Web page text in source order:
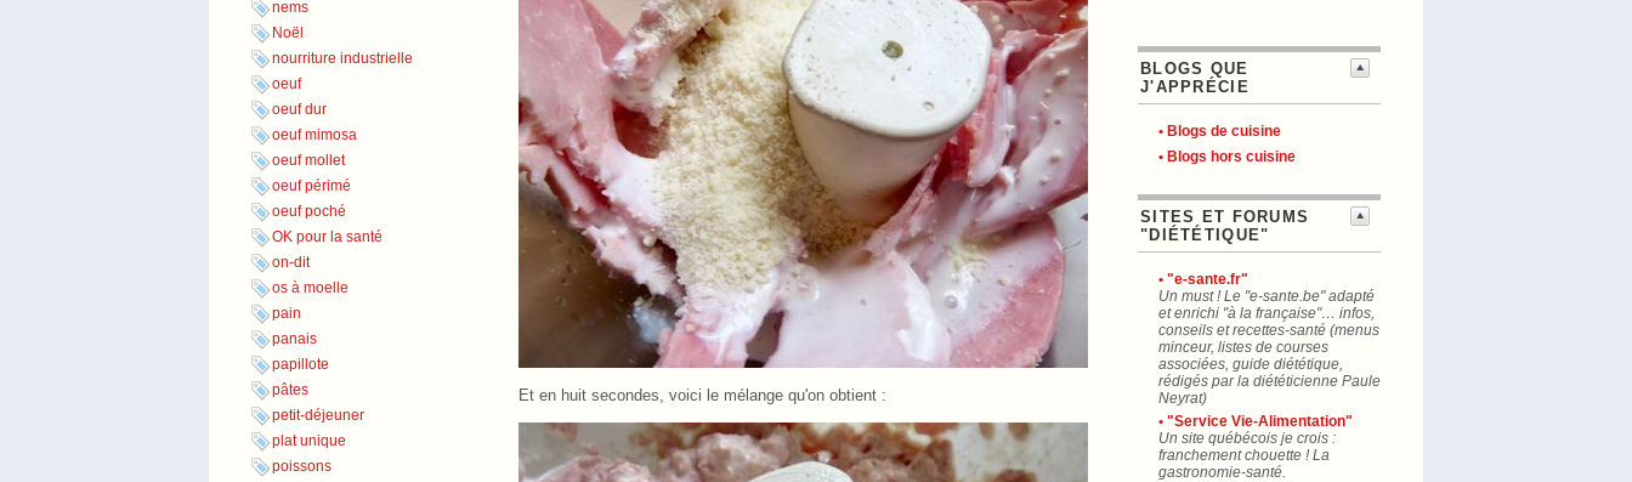
nems
Noël
nourriture industrielle
oeuf
oeuf dur
oeuf mimosa
oeuf mollet
oeuf périmé
oeuf poché
OK pour la santé
on-dit
os à moelle
pain
panais
papillote
pâtes
petit-déjeuner
plat unique
poissons
Et en huit secondes, voici le mélange qu'on obtient :
BLOGS QUE
J'APPRÉCIE
• Blogs de cuisine
• Blogs hors cuisine
SITES ET FORUMS
"DIÉTÉTIQUE"
• "e-sante.fr"
Un must ! Le "e-sante.be" adapté
et enrichi "à la française"… infos,
conseils et recettes-santé (menus
minceur, listes de courses
associées, guide diététique,
rédigés par la diététicienne Paule
Neyrat)
• "Service Vie-Alimentation"
Un site québécois je crois :
franchement chouette ! La
gastronomie-santé.